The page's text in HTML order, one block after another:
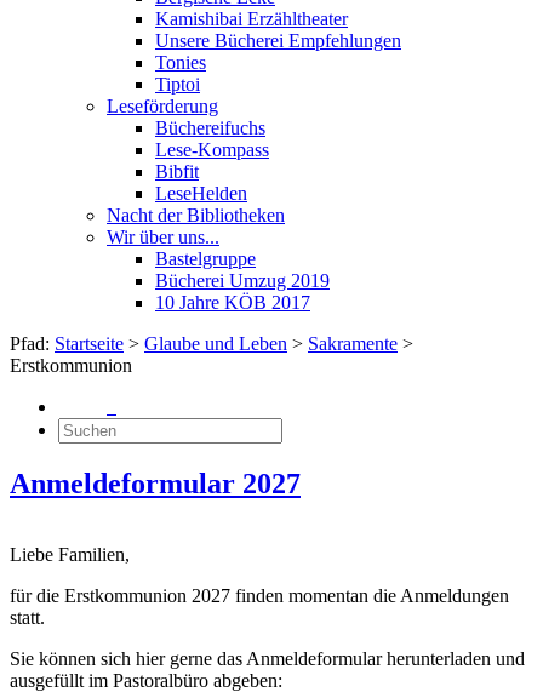
Kamishibai Erzähltheater
Unsere Bücherei Empfehlungen
Tonies
Tiptoi
Leseförderung
Büchereifuchs
Lese-Kompass
Bibfit
LeseHelden
Nacht der Bibliotheken
Wir über uns...
Bastelgruppe
Bücherei Umzug 2019
10 Jahre KÖB 2017
Pfad: Startseite > Glaube und Leben > Sakramente >
Erstkommunion
Anmeldeformular 2027
Liebe Familien,
für die Erstkommunion 2027 finden momentan die Anmeldungen
statt.
Sie können sich hier gerne das Anmeldeformular herunterladen und
ausgefüllt im Pastoralbüro abgeben: